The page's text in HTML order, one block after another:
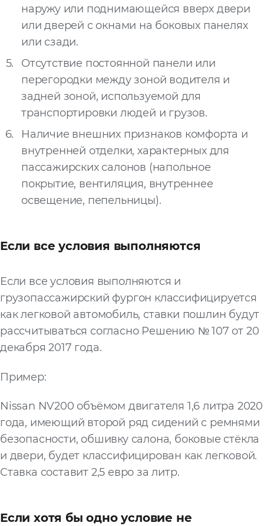
наружу или поднимающейся вверх двери
или дверей с окнами на боковых панелях
или сзади.
Отсутствие постоянной панели или
перегородки между зоной водителя и
задней зоной, используемой для
транспортировки людей и грузов.
Наличие внешних признаков комфорта и
внутренней отделки, характерных для
пассажирских салонов (напольное
покрытие, вентиляция, внутреннее
освещение, пепельницы).
Если все условия выполняются
Если все условия выполняются и
грузопассажирский фургон классифицируется
как легковой автомобиль, ставки пошлин будут
рассчитываться согласно Решению № 107 от 20
декабря 2017 года.
Пример:
Nissan NV200 объёмом двигателя 1,6 литра 2020
года, имеющий второй ряд сидений с ремнями
безопасности, обшивку салона, боковые стёкла
и двери, будет классифицирован как легковой.
Ставка составит 2,5 евро за литр.
Если хотя бы одно условие не